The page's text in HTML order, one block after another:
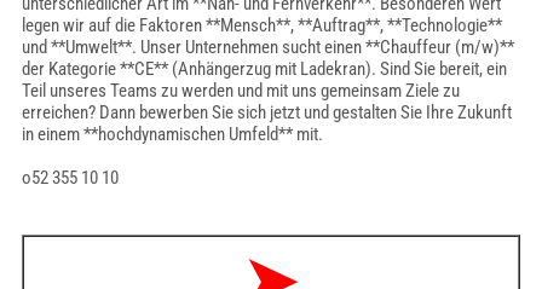
legen wir auf die Faktoren **Mensch**, **Auftrag**, **Technologie**
und **Umwelt**. Unser Unternehmen sucht einen **Chauffeur (m/w)**
der Kategorie **CE** (Anhängerzug mit Ladekran). Sind Sie bereit, ein
Teil unseres Teams zu werden und mit uns gemeinsam Ziele zu
erreichen? Dann bewerben Sie sich jetzt und gestalten Sie Ihre Zukunft
in einem **hochdynamischen Umfeld** mit.
o52 355 10 10